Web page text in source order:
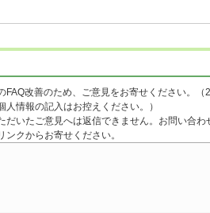
FAQ改善のため、ご意見をお寄せください。（
人情報の記入はお控えください。）
だいたご意見へは返信できません。お問い合わ
ンクからお寄せください。